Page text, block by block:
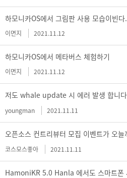
하모니카OS에서 그림판 사용 모습이빈다.
이면지 2021.11.12
하모니카OS에서 메타버스 체험하기
이면지 2021.11.12
저도 whale update 시 에러 발생 합니
youngman
2021.11.11
오픈소스 컨트리뷰터 모집 이벤트가 오늘
코스모스좋아
2021.11.11
HamoniKR 5.0 Hanla 에서도 스마트폰